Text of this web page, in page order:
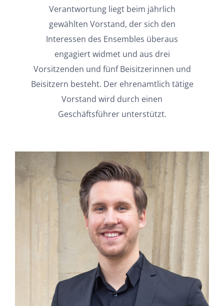
Verantwortung liegt beim jährlich
gewählten Vorstand, der sich den
Interessen des Ensembles überaus
engagiert widmet und aus drei
Vorsitzenden und fünf Beisitzerinnen und
Beisitzern besteht. Der ehrenamtlich tätige
Vorstand wird durch einen
Geschäftsführer unterstützt.